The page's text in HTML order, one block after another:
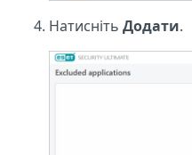
Натисніть Додати.